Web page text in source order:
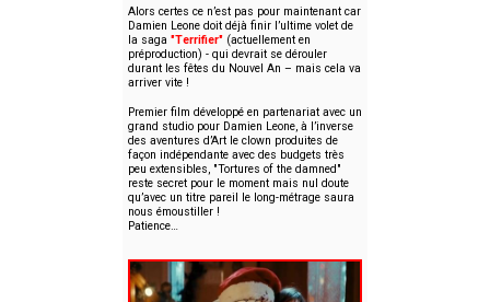
Alors certes ce n’est pas pour maintenant car
Damien Leone doit déjà finir l’ultime volet de
la saga "Terrifier" (actuellement en
préproduction) - qui devrait se dérouler
durant les fêtes du Nouvel An – mais cela va
arriver vite !
Premier film développé en partenariat avec un
grand studio pour Damien Leone, à l’inverse
des aventures d’Art le clown produites de
façon indépendante avec des budgets très
peu extensibles, "Tortures of the damned"
reste secret pour le moment mais nul doute
qu’avec un titre pareil le long-métrage saura
nous émoustiller !
Patience…